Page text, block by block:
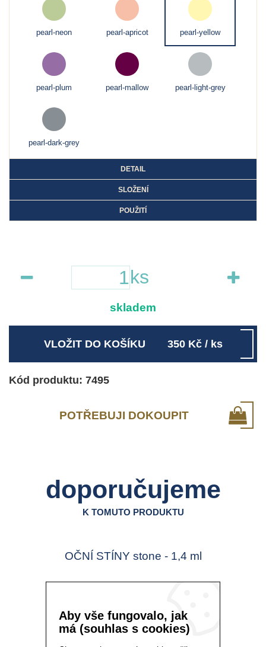
pearl-neon pearl-apricot pearl-yellow
pearl-plum pearl-mallow pearl-light-grey
pearl-dark-grey
DETAIL
SLOŽENÍ
POUŽITÍ
Kód produktu: 7495
POTŘEBUJI DOKOUPIT
ks
skladem
VLOŽIT DO KOŠÍKU 350 Kč/ ks
doporučujeme
K TOMUTO PRODUKTU
OČNÍ STÍNY stone - 1,4 ml
Aby vše fungovalo, jak
má (souhlas s cookies)